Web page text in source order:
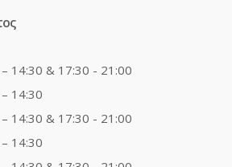
14:30 & 17:30 - 21:00
14:30
14:30 & 17:30 - 21:00
14:30